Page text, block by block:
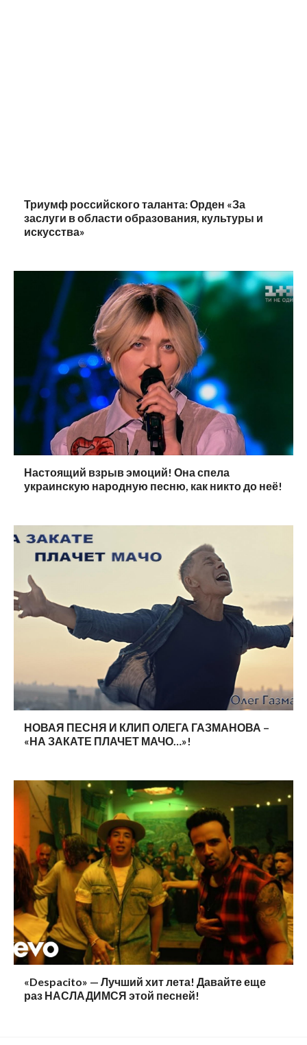
Триумф российского таланта: Орден «За
заслуги в области образования, культуры и
искусства»
Настоящий взрыв эмоций! Она спела
украинскую народную песню, как никто до неё!
НОВАЯ ПЕСНЯ И КЛИП ОЛЕГА ГАЗМАНОВА –
«НА ЗАКАТЕ ПЛАЧЕТ МАЧО…»!
«Despacito» — Лучший хит лета! Давайте еще
раз НАСЛАДИМСЯ этой песней!